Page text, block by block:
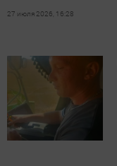
27 июля 2026, 16:28